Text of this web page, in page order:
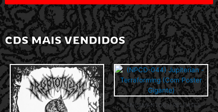
CDS MAIS VENDIDOS
LANÇAMENTOS // RELEASES